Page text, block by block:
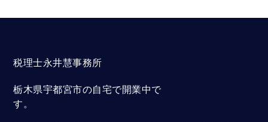
税理士永井慧事務所
栃木県宇都宮市の自宅で開業中で
す。